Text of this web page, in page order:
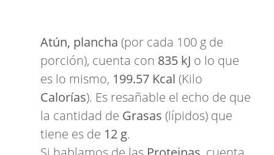
Atún, plancha (por cada 100 g de
porción), cuenta con 835 kJ o lo que
es lo mismo, 199.57 Kcal (Kilo
Calorías). Es resañable el echo de que
la cantidad de Grasas (lípidos) que
tiene es de 12 g.